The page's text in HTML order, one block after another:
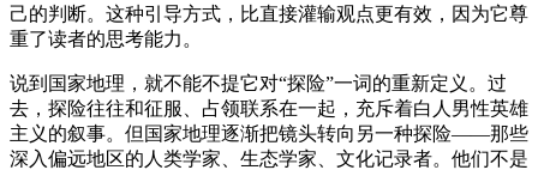
己的判断。这种引导方式，比直接灌输观点更有效，因为它尊
重了读者的思考能力。
说到国家地理，就不能不提它对“探险”一词的重新定义。过
去，探险往往和征服、占领联系在一起，充斥着白人男性英雄
主义的叙事。但国家地理逐渐把镜头转向另一种探险——那些
深入偏远地区的人类学家、生态学家、文化记录者。他们不是